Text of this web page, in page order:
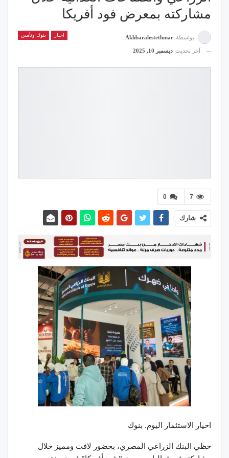
مشاركته بمعرض فود أفريكا
اخبار بنوك وتأمين بواسطة Akhbaralestethmar
آخر تحديث ديسمبر 10, 2025
0 7
شارك
اخيار الاستثمار اليوم. بنوك
حظي البنك الزراعي المصري، بحضور لافت ومميز خلال